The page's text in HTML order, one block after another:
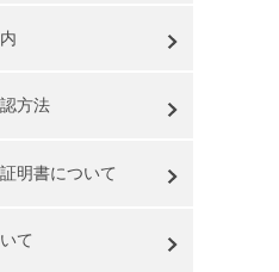
方法
明書について
て